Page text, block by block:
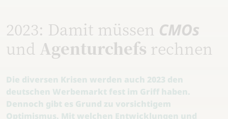
2023: Damit müssen CMOs
und Agenturchefs rechnen
Die diversen Krisen werden auch 2023 den
deutschen Werbemarkt fest im Griff haben.
Dennoch gibt es Grund zu vorsichtigem
Optimismus. Mit welchen Entwicklungen und